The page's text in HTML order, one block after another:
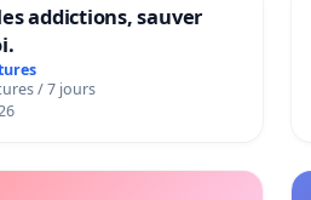
addictions, sauver
/ 7 jours